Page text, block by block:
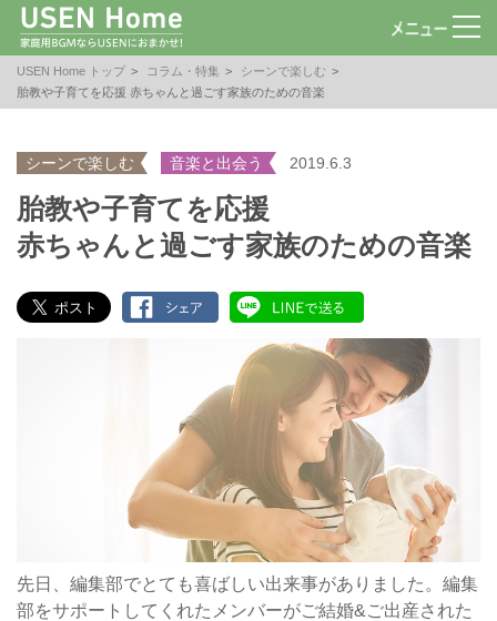
USEN Home トップ コラム・特集
シーンで楽しむ
胎教や子育てを応援 赤ちゃんと過ごす家族のための音楽
胎教や子育てを応援
赤ちゃんと過ごす家族のための音楽
2019.6.3
シーンで楽しむ 音楽と出会う
先日、編集部でとても喜ばしい出来事がありました。編集
部をサポートしてくれたメンバーがご結婚&ご出産された